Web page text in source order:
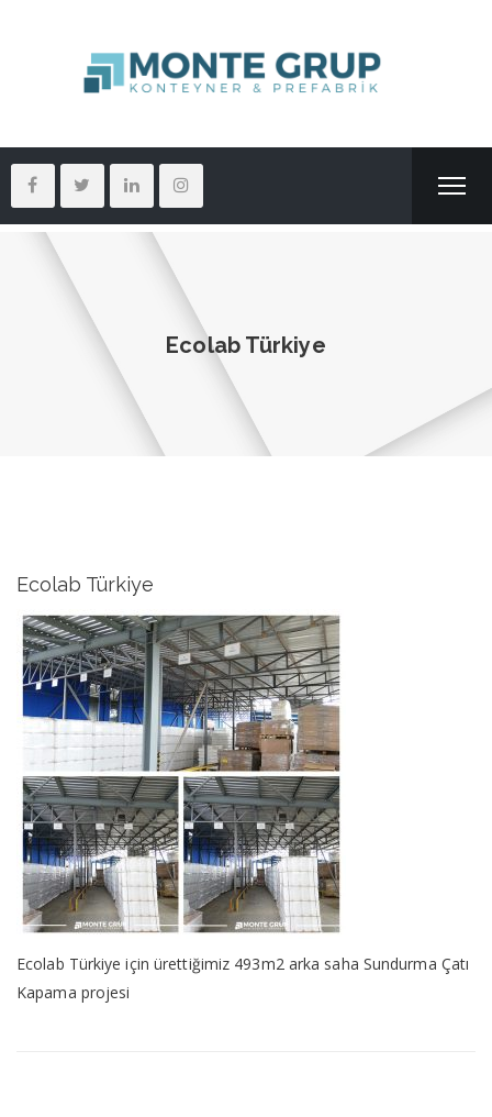
Ecolab Türkiye
Ecolab Türkiye
Ecolab Türkiye için ürettiğimiz 493m2 arka saha Sundurma Çatı
Kapama projesi